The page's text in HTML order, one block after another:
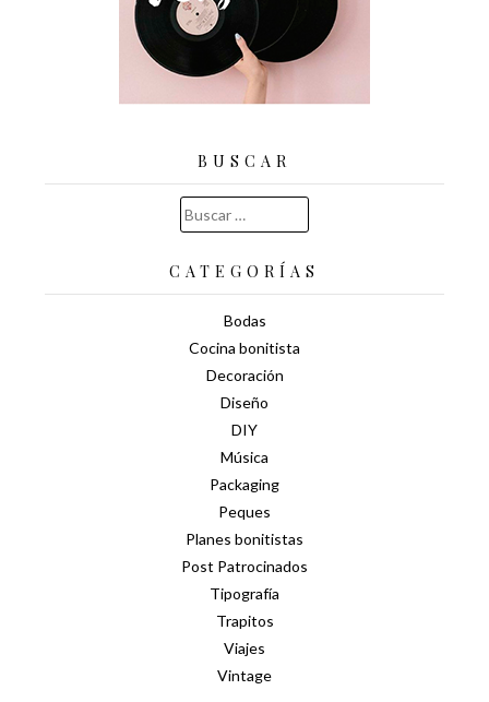
BUSCAR
Buscar:
CATEGORÍAS
Bodas
Cocina bonitista
Decoración
Diseño
DIY
Música
Packaging
Peques
Planes bonitistas
Post Patrocinados
Tipografía
Trapitos
Viajes
Vintage